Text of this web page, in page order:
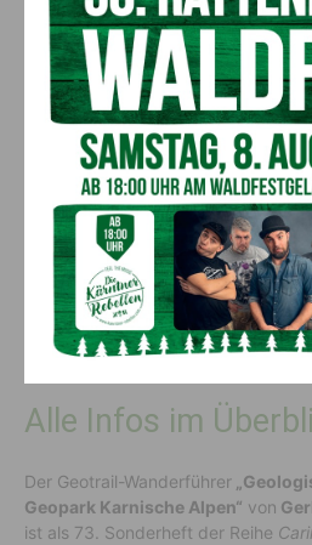
Geotrail Laasund amGeotrail
Beide befinden sich in Tallage. Der
Findenig und derGeotrail
Almlandschaften des Gailtals zu
Panoramen und ermöglichen ein
Landschaft.
Für heiße Tage eignet sich der
entlang einer eindrucksvollen
der Berge bietet und geologische
DerGeotrail Plöckenpasswidmet
Erforschung der Karnischen Alpen
Cellonetta-Lawinenrinne, einem
wissenschaftlich gut untersuchten
Alle Infos im
Der Geotrail-Wanderführer
Geopark Karnische Alpen“ von
ist als 73. Sonderheft der Reihe